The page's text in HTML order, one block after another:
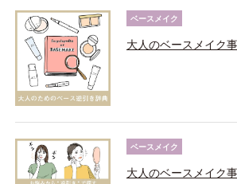
ベースメイク
大人のベースメイク
ベースメイク
大人のベースメイク